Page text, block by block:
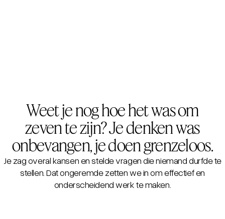
Weet je nog hoe het was om
zeven te zijn? Je denken was
onbevangen, je doen grenzeloos.
Je zag overal kansen en stelde vragen die niemand durfde te
stellen. Dat ongeremde zetten we in om effectief en
onderscheidend werk te maken.